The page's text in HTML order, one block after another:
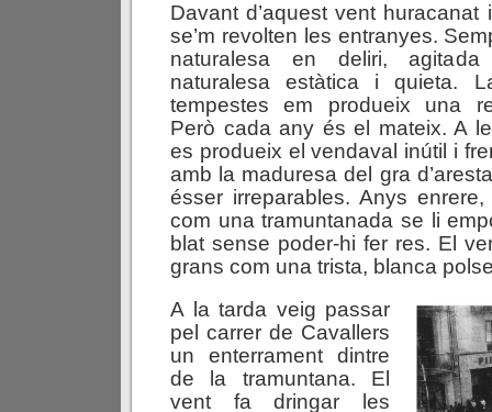
Davant d’aquest vent
se’m revolten les entranyes.
naturalesa en deliri,
naturalesa estàtica i quieta.
tempestes em produeix una
Però cada any és el mateix. A
es produeix el vendaval inútil i
amb la maduresa del gra
ésser irreparables. Anys
com una tramuntanada se li
blat sense poder-hi fer res. El
grans com una trista, blanca
A la tarda veig passar
pel carrer de Cavallers
un enterrament dintre
de la tramuntana. El
vent fa dringar les